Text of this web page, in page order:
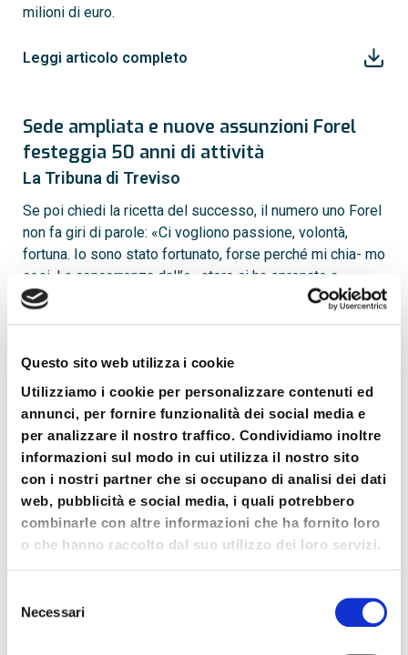
Questo sito web utilizza i cookie
Utilizziamo i cookie per personalizzare contenuti ed
annunci, per fornire funzionalità dei social media e
per analizzare il nostro traffico. Condividiamo inoltre
informazioni sul modo in cui utilizza il nostro sito
con i nostri partner che si occupano di analisi dei dati
web, pubblicità e social media, i quali potrebbero
combinarle con altre informazioni che ha fornito loro
o che hanno raccolto dal suo utilizzo dei loro servizi.
delNecessari
milioni di euro.
Leggi articolo completo
Sede ampliata e nuove assunzioni Forel
festeggia 50 anni di attività
La Tribuna di Treviso
Se poi chiedi la ricetta del successo, il numero uno Forel
non fa giri di parole: «Ci vogliono passione, volontà,
fortuna. Io sono stato fortunato, forse perché mi chia- mo
cosi. La concorrenza dall’e- stero ci ha spronato a
cercare di vincere».
Forel celebra 50 anni di storia: inaugurato
il nuovo strumento produttivo
Treviso Today
L’azienda trevigiana, leader mondiale nel settore dei
macchinari per la lavorazione del vetro, taglia il traguardo
del mezzo secolo con un importante ampliamento della
Venezia”